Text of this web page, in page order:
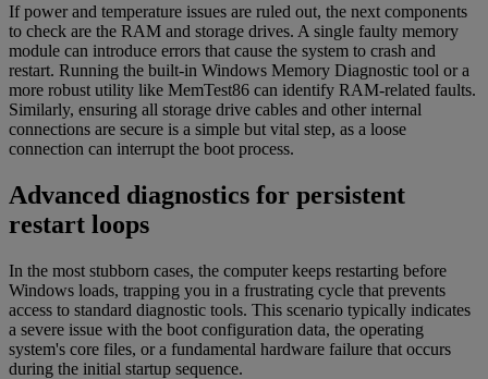
If power and temperature issues are ruled out, the next components
to check are the RAM and storage drives. A single faulty memory
module can introduce errors that cause the system to crash and
restart. Running the built-in Windows Memory Diagnostic tool or a
more robust utility like MemTest86 can identify RAM-related faults.
Similarly, ensuring all storage drive cables and other internal
connections are secure is a simple but vital step, as a loose
connection can interrupt the boot process.
Advanced diagnostics for persistent
restart loops
In the most stubborn cases, the computer keeps restarting before
Windows loads, trapping you in a frustrating cycle that prevents
access to standard diagnostic tools. This scenario typically indicates
a severe issue with the boot configuration data, the operating
system's core files, or a fundamental hardware failure that occurs
during the initial startup sequence.